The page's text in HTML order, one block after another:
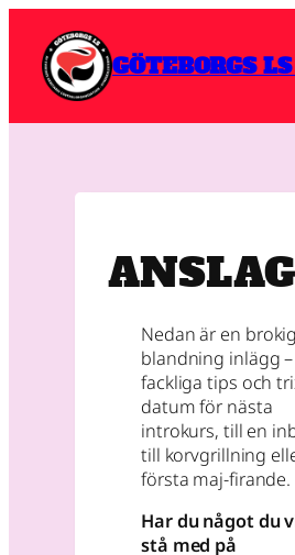
content
GÖTEBORGS
ANSLAG
Nedan är en brokig
blandning inlägg
fackliga tips och
datum för nästa
introkurs, till en
till korvgrillning
första maj-firande.
Har du något du
stå med på